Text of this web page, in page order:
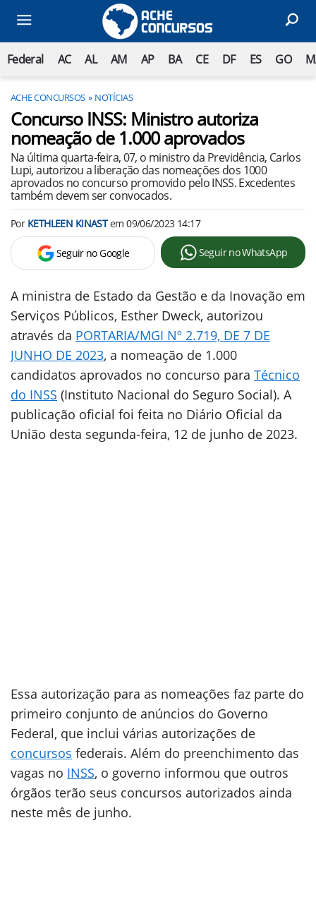
Federal AC AL AM AP BA CE DF ES GO
ACHE CONCURSOS NOTÍCIAS
Concurso INSS: Ministro autoriza
nomeação de 1.000 aprovados
Na última quarta-feira, 07, o ministro da Previdência, Carlos
Lupi, autorizou a liberação das nomeações dos 1000
aprovados no concurso promovido pelo INSS. Excedentes
também devem ser convocados.
Por KETHLEEN KINASTem09/06/2023 14:17
Seguir no Google Seguir no WhatsApp
A ministra de Estado da Gestão e da Inovação em
Serviços Públicos, Esther Dweck, autorizou
através da PORTARIA/MGI Nº 2.719, DE 7 DE
JUNHO DE 2023, a nomeação de 1.000
candidatos aprovados no concurso para Técnico
do INSS (Instituto Nacional do Seguro Social). A
publicação oficial foi feita no Diário Oficial da
União desta segunda-feira, 12 de junho de 2023.
Essa autorização para as nomeações faz parte do
primeiro conjunto de anúncios do Governo
Federal, que inclui várias autorizações de
concursos federais. Além do preenchimento das
vagas no INSS, o governo informou que outros
órgãos terão seus concursos autorizados ainda
neste mês de junho.